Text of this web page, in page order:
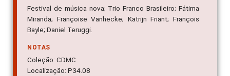
Festival de música nova; Trio Franco Brasileiro; Fátima
Miranda; Françoise Vanhecke; Katrijn Friant; François
Bayle; Daniel Teruggi.
NOTAS
Coleção: CDMC
Localização: P34.08